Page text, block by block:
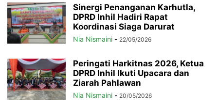
Sinergi Penanganan Karhutla,
DPRD Inhil Hadiri Rapat
Koordinasi Siaga Darurat
Nia Nismaini - 22/05/2026
Peringati Harkitnas 2026, Ketua
DPRD Inhil Ikuti Upacara dan
Ziarah Pahlawan
Nia Nismaini - 20/05/2026